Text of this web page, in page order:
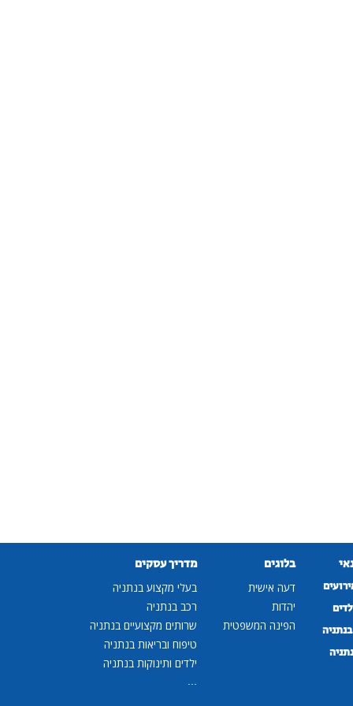
בלוגים
דעה אישית
יהדות
הפינה המשפטית
מדריך עסקים
בעלי מקצוע בנתניה
רכב בנתניה
שרותים מקצועיים בנתניה
טיפוח ובריאות בנתניה
ילדים ותינוקות בנתניה
...